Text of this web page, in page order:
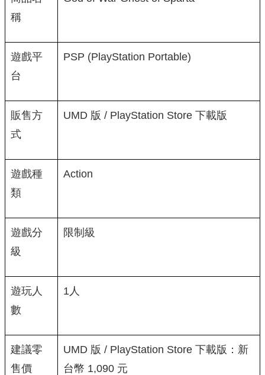
稱
遊戲平
台
PSP (PlayStation Portable)
販售方
式
UMD 版 / PlayStation Store 下載版
遊戲種
類
Action
遊戲分
級
限制級
遊玩人
數
1人
建議零
售價
UMD 版 / PlayStation Store 下載版：新
台幣 1,090 元